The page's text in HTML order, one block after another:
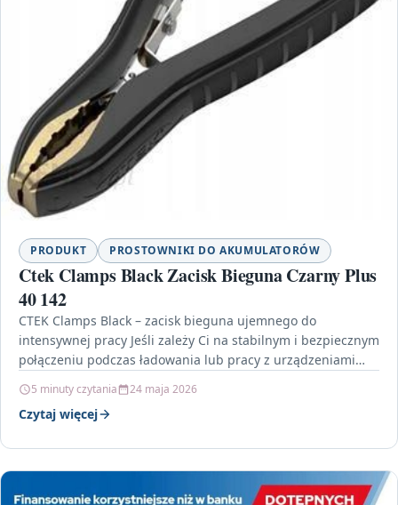
PRODUKT PROSTOWNIKI DO AKUMULATORÓW
Ctek Clamps Black Zacisk Bieguna Czarny Plus
40 142
CTEK Clamps Black – zacisk bieguna ujemnego do
intensywnej pracy Jeśli zależy Ci na stabilnym i bezpiecznym
połączeniu podczas ładowania lub pracy z urządzeniami…
5 minuty czytania 24 maja 2026
Czytaj więcej